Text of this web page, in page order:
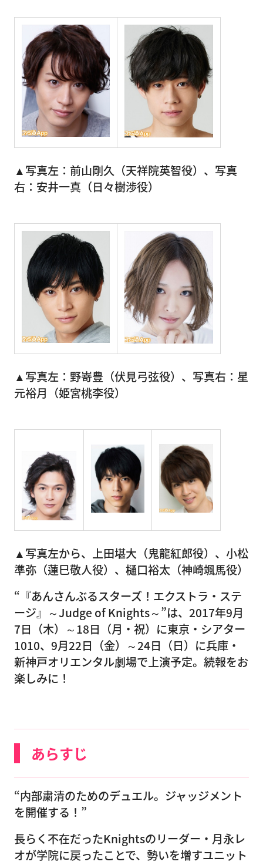
▲写真左：前山剛久（天祥院英智役）、写真
右：安井一真（日々樹渉役）
▲写真左：野嵜豊（伏見弓弦役）、写真右：星
元裕月（姫宮桃李役）
▲写真左から、上田堪大（鬼龍紅郎役）、小松
準弥（蓮巳敬人役）、樋口裕太（神崎颯馬役）
“『あんさんぶるスターズ！エクストラ・ステ
ージ』～Judge of Knights～”は、2017年9月
7日（木）～18日（月・祝）に東京・シアター
1010、9月22日（金）～24日（日）に兵庫・
新神戸オリエンタル劇場で上演予定。続報をお
楽しみに！
あらすじ
“内部粛清のためのデュエル。ジャッジメント
を開催する！”
長らく不在だったKnightsのリーダー・月永レ
オが学院に戻ったことで、勢いを増すユニット